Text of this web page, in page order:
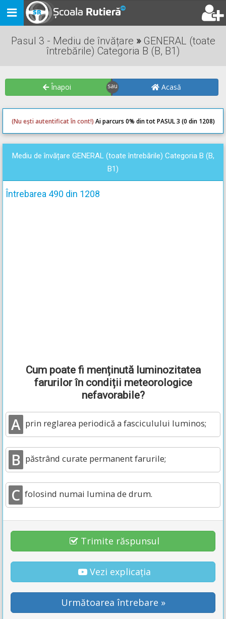
Toggle
navigation
Pasul 3 - Mediu de învățare »GENERAL (toate
întrebările) Categoria B (B, B1)
Înapoi Acasă
(Nu ești autentificat în cont!) Ai parcurs 0% din tot PASUL 3 (0 din 1208)
0
Mediu de învățare GENERAL (toate întrebările) Categoria B (B,
B1)
Întrebarea 490 din 1208
Cum poate fi menținută luminozitatea
farurilor în condiții meteorologice
nefavorabile?
A prin reglarea periodică a fasciculului luminos;
B păstrând curate permanent farurile;
C folosind numai lumina de drum.
Trimite răspunsul
Vezi explicația
Următoarea întrebare »